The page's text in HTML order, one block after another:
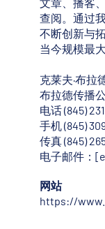
查阅。通过
不断创新与
当今规模最
克莱夫·布拉
布拉德传播
电话 (845)
手机 (845)
传真 (845)
电子邮件：
网站
https://